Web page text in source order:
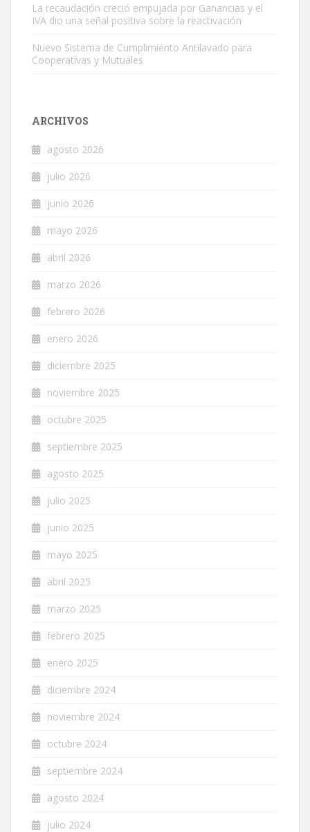
La recaudación creció empujada por Ganancias y el
IVA dio una señal positiva sobre la reactivación
Nuevo Sistema de Cumplimiento Antilavado para
Cooperativas y Mutuales
ARCHIVOS
agosto 2026
julio 2026
junio 2026
mayo 2026
abril 2026
marzo 2026
febrero 2026
enero 2026
diciembre 2025
noviembre 2025
octubre 2025
septiembre 2025
agosto 2025
julio 2025
junio 2025
mayo 2025
abril 2025
marzo 2025
febrero 2025
enero 2025
diciembre 2024
noviembre 2024
octubre 2024
septiembre 2024
agosto 2024
julio 2024